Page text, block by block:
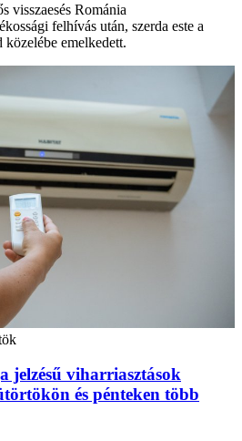
visszaesés Románia
felhívás után, szerda este a
közelébe emelkedett.
jelzésű viharriasztások
és pénteken több